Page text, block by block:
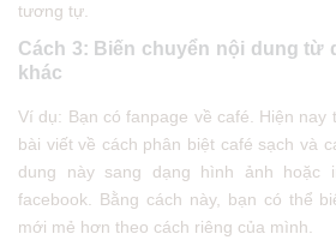
tương tự.
Cách 3: Biến chuyển nội dung từ
khác
Ví dụ: Bạn có fanpage về café. Hiện nay
bài viết về cách phân biệt café sạch và
dung này sang dạng hình ảnh hoặc
facebook. Bằng cách này, bạn có thể
mới mẻ hơn theo cách riêng của mình.